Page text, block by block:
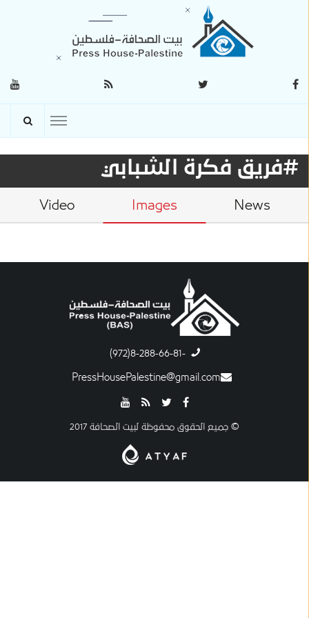
#فريق فكرة الشبابي
News
Images
Video
-8-288-66-81(972)
PressHousePalestine@gmail.com
© جميع الحقوق محفوظة لبيت الصحافة 2017